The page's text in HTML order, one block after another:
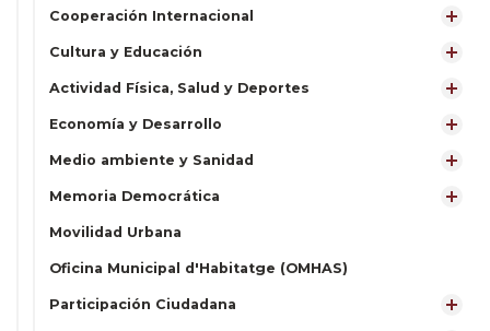
Cooperación Internacional
Cultura y Educación
Actividad Física, Salud y Deportes
Economía y Desarrollo
Medio ambiente y Sanidad
Memoria Democrática
Movilidad Urbana
Oficina Municipal d'Habitatge (OMHAS)
Participación Ciudadana